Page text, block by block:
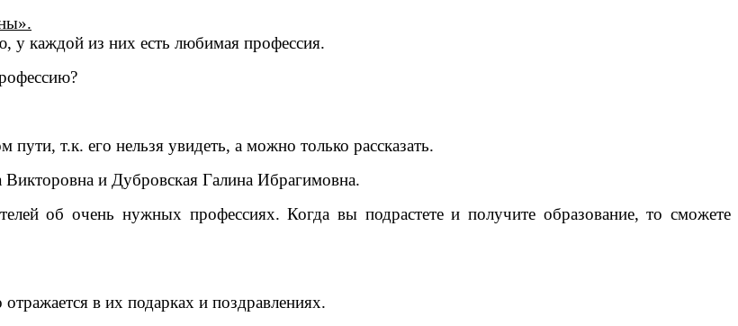
у каждой из них есть любимая профессия.
т.к. его нельзя увидеть, а можно только рассказать.
и Дубровская Галина Ибрагимовна.
об очень нужных профессиях. Когда вы подрастете и получите образование, то сможете
в их подарках и поздравлениях.